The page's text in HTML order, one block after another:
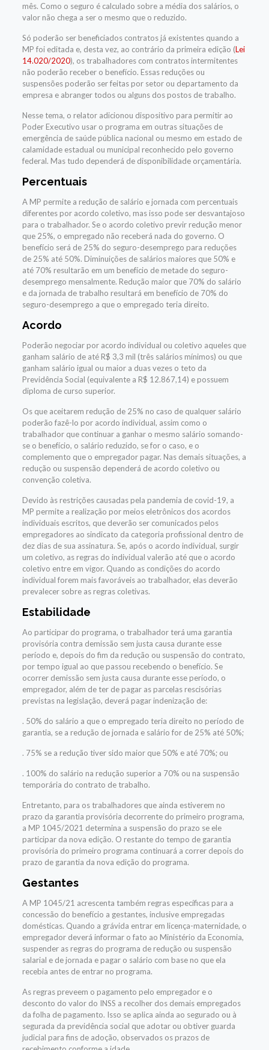
mês. Como o seguro é calculado sobre a média dos salários, o
valor não chega a ser o mesmo que o reduzido.
Só poderão ser beneficiados contratos já existentes quando a
MP foi editada e, desta vez, ao contrário da primeira edição (Lei
14.020/2020), os trabalhadores com contratos intermitentes
não poderão receber o benefício. Essas reduções ou
suspensões poderão ser feitas por setor ou departamento da
empresa e abranger todos ou alguns dos postos de trabalho.
Nesse tema, o relator adicionou dispositivo para permitir ao
Poder Executivo usar o programa em outras situações de
emergência de saúde pública nacional ou mesmo em estado de
calamidade estadual ou municipal reconhecido pelo governo
federal. Mas tudo dependerá de disponibilidade orçamentária.
Percentuais
A MP permite a redução de salário e jornada com percentuais
diferentes por acordo coletivo, mas isso pode ser desvantajoso
para o trabalhador. Se o acordo coletivo previr redução menor
que 25%, o empregado não receberá nada do governo. O
benefício será de 25% do seguro-desemprego para reduções
de 25% até 50%. Diminuições de salários maiores que 50% e
até 70% resultarão em um benefício de metade do seguro-
desemprego mensalmente. Redução maior que 70% do salário
e da jornada de trabalho resultará em benefício de 70% do
seguro-desemprego a que o empregado teria direito.
Acordo
Poderão negociar por acordo individual ou coletivo aqueles que
ganham salário de até R$ 3,3 mil (três salários mínimos) ou que
ganham salário igual ou maior a duas vezes o teto da
Previdência Social (equivalente a R$ 12.867,14) e possuem
diploma de curso superior.
Os que aceitarem redução de 25% no caso de qualquer salário
poderão fazê-lo por acordo individual, assim como o
trabalhador que continuar a ganhar o mesmo salário somando-
se o benefício, o salário reduzido, se for o caso, e o
complemento que o empregador pagar. Nas demais situações, a
redução ou suspensão dependerá de acordo coletivo ou
convenção coletiva.
Devido às restrições causadas pela pandemia de covid-19, a
MP permite a realização por meios eletrônicos dos acordos
individuais escritos, que deverão ser comunicados pelos
empregadores ao sindicato da categoria profissional dentro de
dez dias de sua assinatura. Se, após o acordo individual, surgir
um coletivo, as regras do individual valerão até que o acordo
coletivo entre em vigor. Quando as condições do acordo
individual forem mais favoráveis ao trabalhador, elas deverão
prevalecer sobre as regras coletivas.
Estabilidade
Ao participar do programa, o trabalhador terá uma garantia
provisória contra demissão sem justa causa durante esse
período e, depois do fim da redução ou suspensão do contrato,
por tempo igual ao que passou recebendo o benefício. Se
ocorrer demissão sem justa causa durante esse período, o
empregador, além de ter de pagar as parcelas rescisórias
previstas na legislação, deverá pagar indenização de:
. 50% do salário a que o empregado teria direito no período de
garantia, se a redução de jornada e salário for de 25% até 50%;
. 75% se a redução tiver sido maior que 50% e até 70%; ou
. 100% do salário na redução superior a 70% ou na suspensão
temporária do contrato de trabalho.
Entretanto, para os trabalhadores que ainda estiverem no
prazo da garantia provisória decorrente do primeiro programa,
a MP 1045/2021 determina a suspensão do prazo se ele
participar da nova edição. O restante do tempo de garantia
provisória do primeiro programa continuará a correr depois do
prazo de garantia da nova edição do programa.
Gestantes
A MP 1045/21 acrescenta também regras específicas para a
concessão do benefício a gestantes, inclusive empregadas
domésticas. Quando a grávida entrar em licença-maternidade, o
empregador deverá informar o fato ao Ministério da Economia,
suspender as regras do programa de redução ou suspensão
salarial e de jornada e pagar o salário com base no que ela
recebia antes de entrar no programa.
As regras preveem o pagamento pelo empregador e o
desconto do valor do INSS a recolher dos demais empregados
da folha de pagamento. Isso se aplica ainda ao segurado ou à
segurada da previdência social que adotar ou obtiver guarda
judicial para fins de adoção, observados os prazos de